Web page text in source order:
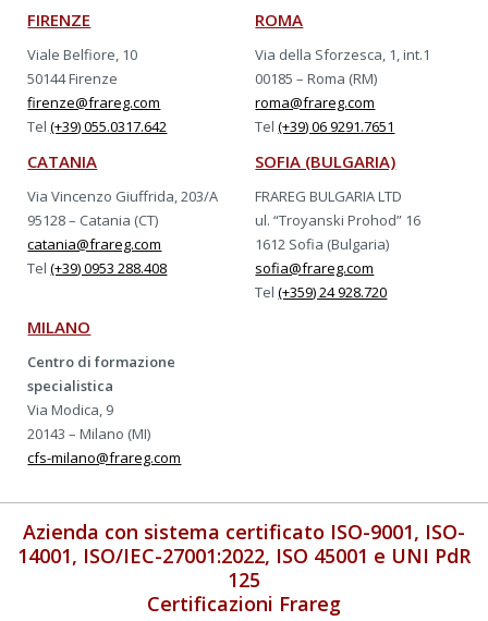
FIRENZE
Viale Belfiore, 10
50144 Firenze
firenze@frareg.com
Tel(+39) 055.0317.642
ROMA
Via della Sforzesca, 1, int.1
00185 – Roma (RM)
roma@frareg.com
Tel(+39) 06 9291.7651
CATANIA
Via Vincenzo Giuffrida, 203/A
95128 – Catania (CT)
catania@frareg.com
Tel(+39) 0953 288.408
SOFIA (BULGARIA)
FRAREG BULGARIA LTD
ul. “Troyanski Prohod” 16
1612 Sofia (Bulgaria)
sofia@frareg.com
Tel(+359) 24 928.720
MILANO
Centro di formazione
specialistica
Via Modica, 9
20143 – Milano (MI)
cfs-milano@frareg.com
Azienda con sistema certificato ISO-9001, ISO-
14001, ISO/IEC-27001:2022, ISO 45001 e UNI PdR
125
Certificazioni Frareg